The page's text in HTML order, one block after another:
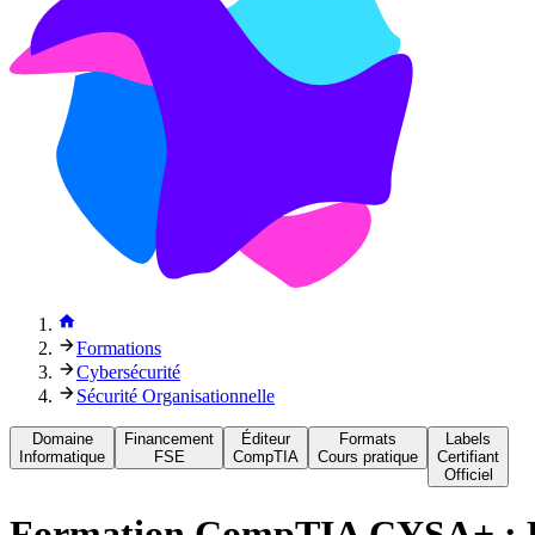
Formations
Cybersécurité
Sécurité Organisationnelle
Domaine
Informatique
Financement
FSE
Éditeur
CompTIA
Formats
Cours pratique
Labels
Certifiant
Officiel